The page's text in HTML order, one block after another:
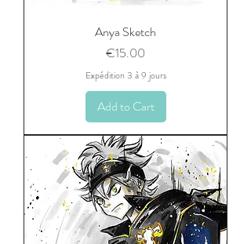
Anya Sketch
Price
€15.00
Expédition 3 à 9 jours
Add to Cart